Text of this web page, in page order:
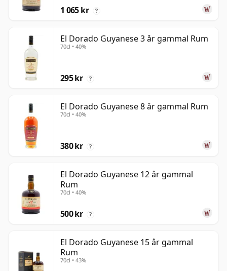
1 065 kr ?
El Dorado Guyanese 3 år gammal Rum
70cl • 40%
295 kr ?
El Dorado Guyanese 8 år gammal Rum
70cl • 40%
380 kr ?
El Dorado Guyanese 12 år gammal
Rum
70cl • 40%
500 kr ?
El Dorado Guyanese 15 år gammal
Rum
70cl • 43%